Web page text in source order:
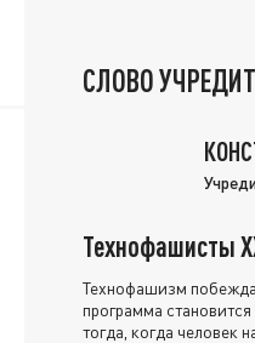
СЛОВО
Технофашисты
Технофашизм
программа
тогда, когда человек